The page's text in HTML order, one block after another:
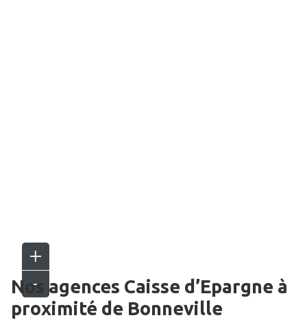
Nos agences Caisse d’Epargne à
proximité de Bonneville